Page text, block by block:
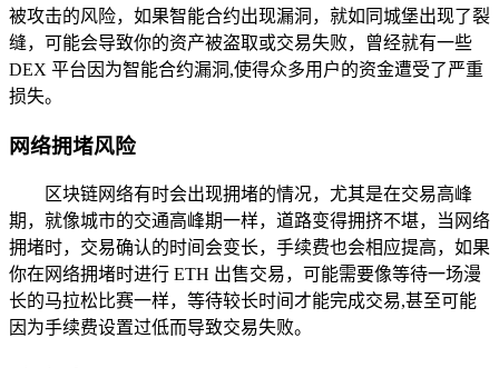
被攻击的风险，如果智能合约出现漏洞，就如同城堡出现了裂
缝，可能会导致你的资产被盗取或交易失败，曾经就有一些
DEX 平台因为智能合约漏洞,使得众多用户的资金遭受了严重
损失。
网络拥堵风险
区块链网络有时会出现拥堵的情况，尤其是在交易高峰
期，就像城市的交通高峰期一样，道路变得拥挤不堪，当网络
拥堵时，交易确认的时间会变长，手续费也会相应提高，如果
你在网络拥堵时进行 ETH 出售交易，可能需要像等待一场漫
长的马拉松比赛一样，等待较长时间才能完成交易,甚至可能
因为手续费设置过低而导致交易失败。